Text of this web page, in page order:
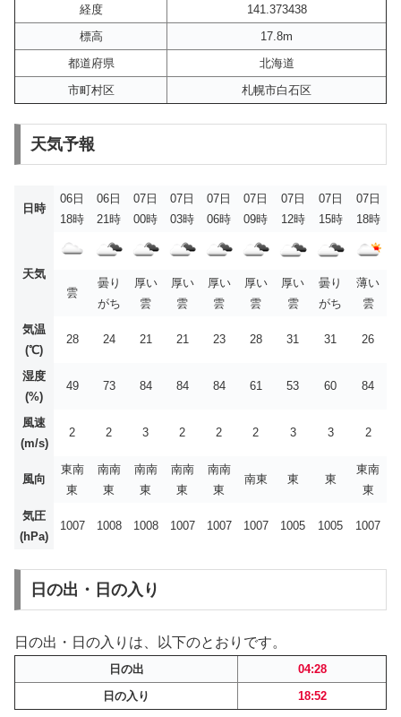
経度
141.373438
標高
17.8m
都道府県
北海道
市町村区
札幌市白石区
天気予報
日時
06日
18時
06日
21時
07日
00時
07日
03時
07日
06時
07日
09時
07日
12時
07日
15時
07日
18時
天気
雲
曇り
がち
厚い
雲
厚い
雲
厚い
雲
厚い
雲
厚い
雲
曇り
がち
薄い
雲
気温
(℃)
28 24 21 21 23 28 31 31 26
湿度
(%)
49 73 84 84 84 61 53 60 84
風速
(m/s)
2 2 3 2 2 2 3 3 2
風向
東南
東
南南
東
南南
東
南南
東
南南
東
南東 東 東
東南
東
気圧
(hPa)
1007 1008 1008 1007 1007 1007 1005 1005 1007
日の出・日の入り
日の出・日の入りは、以下のとおりです。
日の出
04:28
日の入り
18:52